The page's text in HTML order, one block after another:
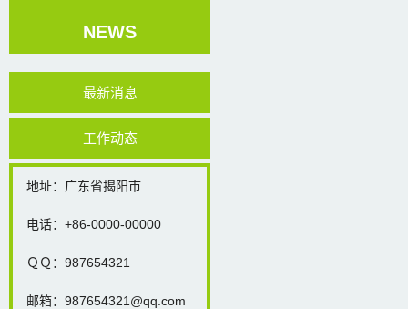
NEWS
最新消息
工作动态
地址：广东省揭阳市
电话：+86-0000-00000
ＱＱ：987654321
邮箱：987654321@qq.com